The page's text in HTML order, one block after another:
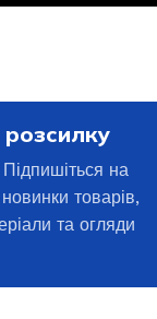
на
товарів,
та огляди